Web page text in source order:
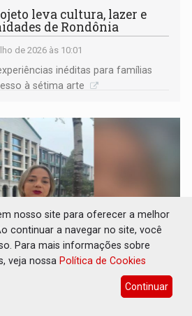
leva cultura, lazer e
de Rondônia
de 2026 às 10:01
inéditas para famílias
à sétima arte
PT recua e jornalista Luciana
candidatura ao Senado
nosso site para oferecer a melhor
continuar a navegar no site, você
Para mais informações sobre
veja nossa Política de Cookies
Continuar